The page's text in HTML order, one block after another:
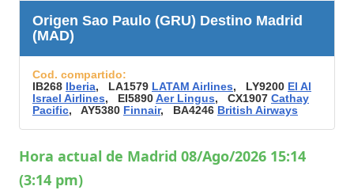
Origen Sao Paulo (GRU) Destino Madrid
(MAD)
Cod. compartido:
IB268 Iberia, LA1579 LATAM Airlines, LY9200 El Al
Israel Airlines, EI5890Aer Lingus, CX1907 Cathay
Pacific, AY5380 Finnair, BA4246 British Airways
Hora actual de Madrid 08/Ago/2026 15:14
(3:14 pm)